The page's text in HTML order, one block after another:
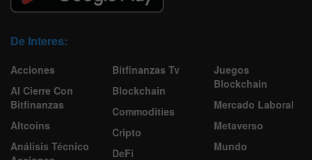
De Interes:
Acciones
Al Cierre Con
Bitfinanzas
Altcoins
Análisis Técnico
Bitfinanzas Tv
Blockchain
Commodities
Cripto
DeFi
Juegos
Blockchain
Mercado Laboral
Metaverso
Mundo